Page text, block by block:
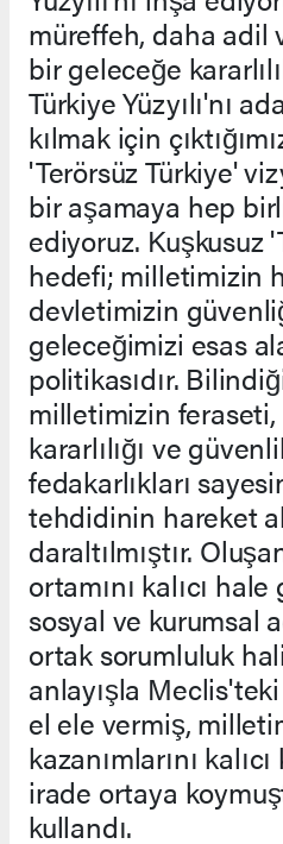
müreffeh, daha adil
bir geleceğe
Türkiye Yüzyılı'nı
kılmak için
'Terörsüz Türkiye'
bir aşamaya hep
ediyoruz. Kuşkusuz
hedefi; milletimizin
devletimizin
geleceğimizi esas
politikasıdır.
milletimizin
kararlılığı ve
fedakarlıkları
tehdidinin hareket
daraltılmıştır.
ortamını kalıcı
sosyal ve kurumsal
ortak sorumluluk
anlayışla
el ele vermiş,
kazanımlarını
irade ortaya
kullandı.